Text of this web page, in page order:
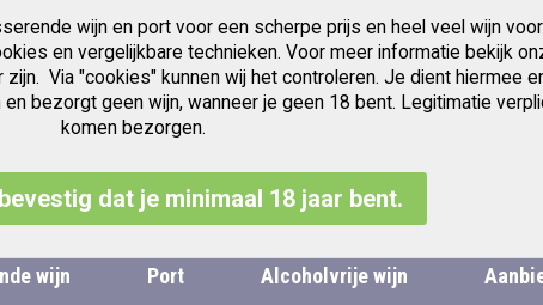
wijn en port voor een scherpe prijs en heel veel wijn
en vergelijkbare technieken. Voor meer informatie bekijk
Via "cookies" kunnen wij het controleren. Je dient hiermee
bezorgt geen wijn, wanneer je geen 18 bent. Legitimatie
komen bezorgen.
dat je minimaal 18 jaar bent.
€ 97.50 Jubileum jaren Vintage Port
wijn Port Alcoholvrije wijn